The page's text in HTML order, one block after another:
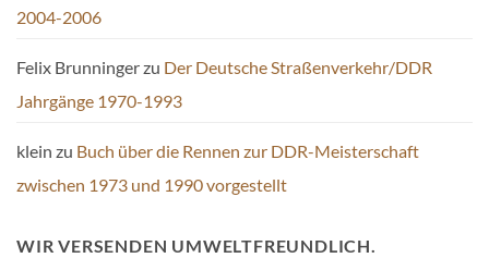
2004-2006
Felix Brunningerzu Der Deutsche Straßenverkehr/DDR
Jahrgänge 1970-1993
klein zu Buch über die Rennen zur DDR-Meisterschaft
zwischen 1973 und 1990 vorgestellt
WIR VERSENDEN UMWELTFREUNDLICH.